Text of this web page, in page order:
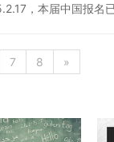
，本届中国报名已
7 8 »